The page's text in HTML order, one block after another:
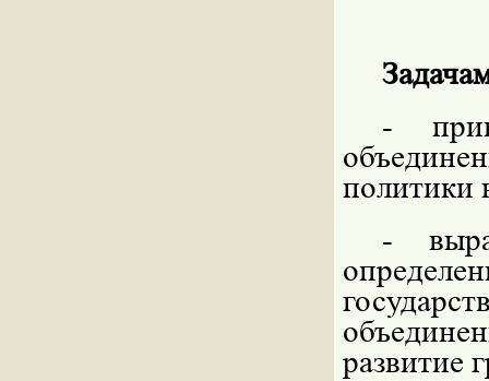
-
политики
-
развитие